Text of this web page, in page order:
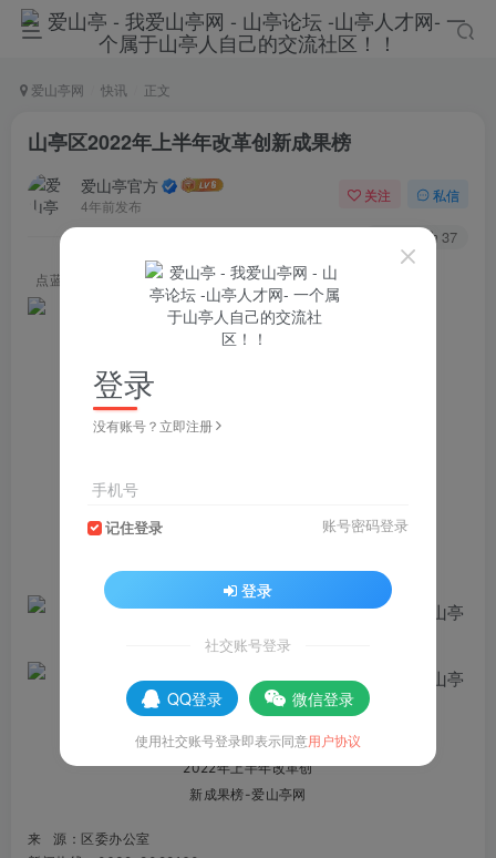
爱山亭网 快讯 正文
山亭区2022年上半年改革创新成果榜
爱山亭官方
4年前发布
关注 私信
37
点蓝色字关注 “山亭快报”
来 源：区委办公室
登录
没有账号？立即注册
手机号
记住登录 账号密码登录
登录
社交账号登录
QQ登录 微信登录
使用社交账号登录即表示同意用户协议